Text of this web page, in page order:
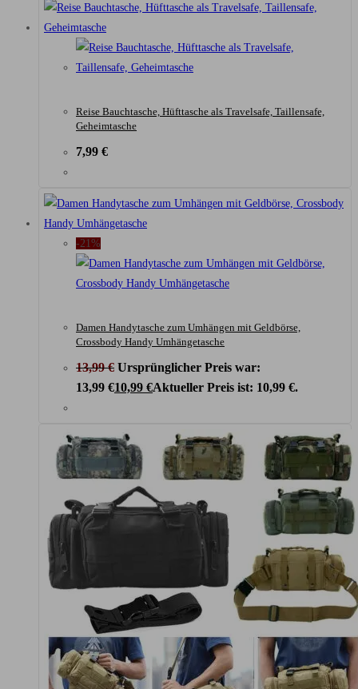
Reise Bauchtasche, Hüfttasche als Travelsafe, Taillensafe,
Geheimtasche
7,99 €
-21%
Damen Handytasche zum Umhängen mit Geldbörse,
Crossbody Handy Umhängetasche
13,99€ Ursprünglicher Preis war:
13,99 €10,99 €Aktueller Preis ist: 10,99 €.